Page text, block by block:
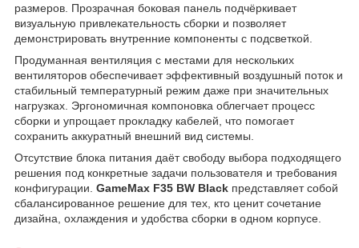
размеров. Прозрачная боковая панель подчёркивает
визуальную привлекательность сборки и позволяет
демонстрировать внутренние компоненты с подсветкой.
Продуманная вентиляция с местами для нескольких
вентиляторов обеспечивает эффективный воздушный поток и
стабильный температурный режим даже при значительных
нагрузках. Эргономичная компоновка облегчает процесс
сборки и упрощает прокладку кабелей, что помогает
сохранить аккуратный внешний вид системы.
Отсутствие блока питания даёт свободу выбора подходящего
решения под конкретные задачи пользователя и требования
конфигурации. GameMax F35 BW Black представляет собой
сбалансированное решение для тех, кто ценит сочетание
дизайна, охлаждения и удобства сборки в одном корпусе.